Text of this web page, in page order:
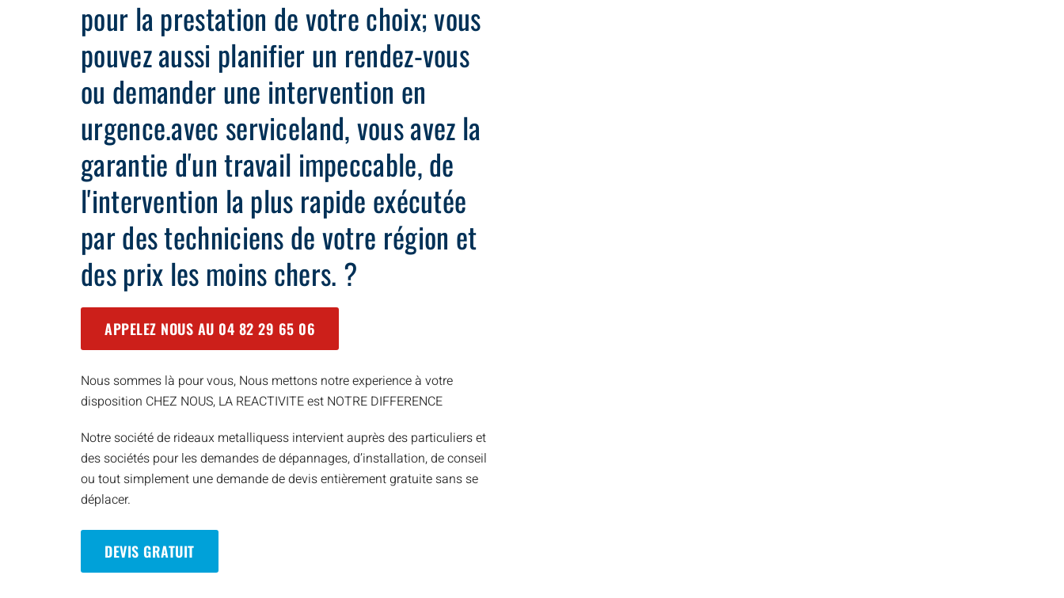
pour la prestation de votre choix; vous
pouvez aussi planifier un rendez-vous
ou demander une intervention en
urgence.avec serviceland, vous avez la
garantie d'un travail impeccable, de
l'intervention la plus rapide exécutée
par des techniciens de votre région et
des prix les moins chers. ?
APPELEZ NOUS AU 04 82 29 65 06
Nous sommes là pour vous, Nous mettons notre experience à votre
disposition CHEZ NOUS, LA REACTIVITE est NOTRE DIFFERENCE
Notre société de rideaux metalliquess intervient auprès des particuliers et
des sociétés pour les demandes de dépannages, d’installation, de conseil
ou tout simplement une demande de devis entièrement gratuite sans se
déplacer.
DEVIS GRATUIT